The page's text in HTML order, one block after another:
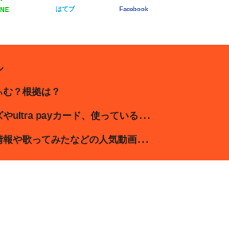
はてブ Facebook
？根拠は？
ード、使っているシャンプーについて紹介
歌ってみたなどの人気動画を紹介